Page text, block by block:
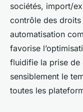
sociétés, import/
contrôle des droits
automatisation
favorise
fluidifie la prise de
sensiblement le
toutes les